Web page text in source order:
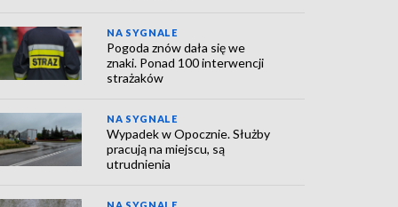
NA SYGNALE
Pogoda znów dała się we
znaki. Ponad 100 interwencji
strażaków
NA SYGNALE
Wypadek w Opocznie. Służby
pracują na miejscu, są
utrudnienia